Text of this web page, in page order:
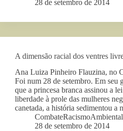
28 de setembro de 2014
A dimensão racial dos ventres
Ana Luiza Pinheiro Flauzina, no
Foi num 28 de setembro. Em seu
que a princesa branca assinou a
liberdade à prole das mulheres
canetada, a história sedimentou a
CombateRacismoAmbiental
28 de setembro de 2014